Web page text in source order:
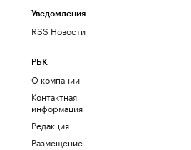
Уведомления
RSS Новости
РБК
О компании
Контактная
информация
Редакция
Размещение